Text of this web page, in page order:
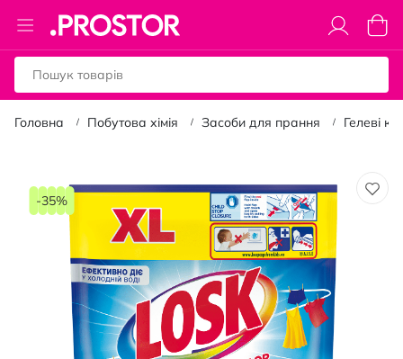
Toggle
Nav
Кошик
Головна Побутова хімія Засоби для прання Гелеві
кінця
зображень
-35%